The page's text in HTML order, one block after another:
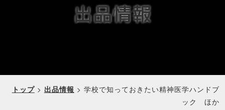
出品情報
トップ> 出品情報 > 学校で知っておきたい精神医学ハンドブ
ック ほか